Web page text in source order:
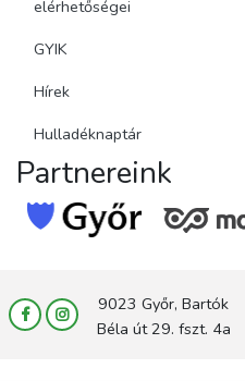
elérhetőségei
GYIK
Hírek
Hulladéknaptár
Partnereink
9023 Győr, Bartók
Béla út 29. fszt. 4a